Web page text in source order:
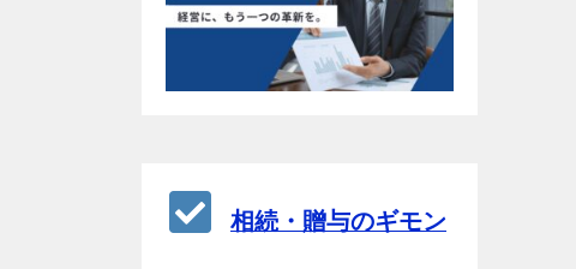
相続・贈与のギモン